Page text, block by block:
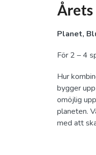
Planet,
För 2 – 4
Hur
bygger
omöjlig
planeten.
med att